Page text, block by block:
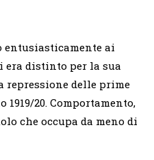
entusiasticamente ai
era distinto per la sua
repressione delle prime
20. Comportamento,
che occupa da meno di